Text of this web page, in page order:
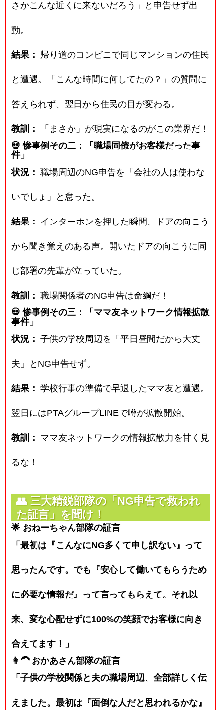
さかこんな近くに来ないだろう」と申告せず出
動。
結果： 帰り道のコンビニで同じマンションの住民
と遭遇。「こんな時間に何してたの？」の質問に
答えられず、翌日から住民の目が変わる。
教訓：
「まさか」が現実になるのがこの業界だ！
💀 惨事例その二：「職場同僚がお客様だった事
件」
状況： 職場周辺のNG申告を「会社の人は使わな
いでしょ」と怠った。
結果： インターホンを押した瞬間、ドアの向こう
から聞き覚えのある声。開いたドアの向こうに同
じ部署の先輩が立っていた。
教訓： 職場関係者のNG申告は命綱だ！
💀 惨事例その三：「ママ友ネットワーク情報拡散
事件」
状況： 子供の学校周辺を「平日昼間だから大丈
夫」とNG申告せず。
結果： 学校行事の準備で早退したママ友と遭遇。
翌日にはPTAグループLINEで噂が拡散開始。
教訓： ママ友ネットワークの情報拡散力を甘く見
るな！
👥 三大精鋭部隊の「NG申告で救われ
た証言」を聞け！
🌟 おねーちゃん部隊の証言
「最初は『こんなにNG多くて申し訳ない』って
思ったんです。でも『安心して働いてもらうため
に必要な情報だ』って言ってもらえて。それ以
来、変な心配せずに100%の笑顔でお客様に向き
合えてます！」
👩‍🦱 おかあさん部隊の証言
「子供の学校関係と夫の職場周辺、全部詳しく伝
えました。最初は『面倒な人だと思われるかな』